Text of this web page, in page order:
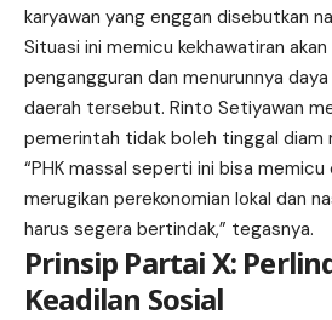
karyawan yang enggan disebutkan
Situasi ini memicu kekhawatiran
pengangguran dan menurunnya
daerah tersebut. Rinto Setiyawan
pemerintah tidak boleh tinggal diam
“PHK massal seperti ini bisa
merugikan perekonomian lokal dan
harus segera bertindak,” tegasnya.
Prinsip Partai X:
Keadilan Sosial